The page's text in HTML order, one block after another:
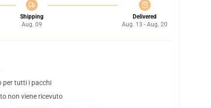
Shipping
Aug. 09
Delivered
Aug. 13 - Aug. 20
per tutti i pacchi
non viene ricevuto